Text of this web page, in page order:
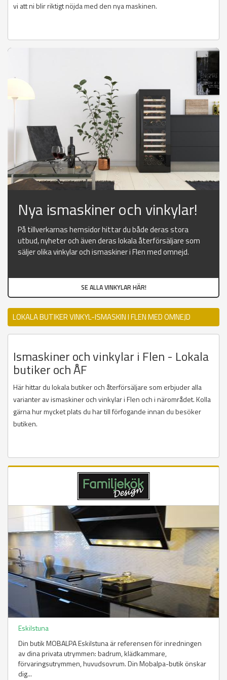
vi att ni blir riktigt nöjda med den nya maskinen.
Nya ismaskiner och vinkylar!
På tillverkarnas hemsidor hittar du både deras stora
utbud, nyheter och även deras lokala återförsäljare som
säljer olika vinkylar och ismaskiner i Flen med omnejd.
SE ALLA VINKYLAR HÄR!
LOKALA BUTIKER VINKYL-ISMASKIN I FLEN MED OMNEJD
Ismaskiner och vinkylar i Flen - Lokala
butiker och ÅF
Här hittar du lokala butiker och återförsäljare som erbjuder alla
varianter av ismaskiner och vinkylar i Flen och i närområdet. Kolla
gärna hur mycket plats du har till förfogande innan du besöker
butiken.
Eskilstuna
Din butik MOBALPA Eskilstuna är referensen för inredningen
av dina privata utrymmen: badrum, klädkammare,
förvaringsutrymmen, huvudsovrum. Din Mobalpa-butik önskar
dig...